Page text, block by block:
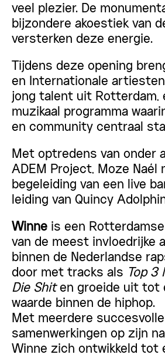
veel plezier. De
bijzondere akoestiek van
versterken deze energie.
Tijdens deze opening
en Internationale
jong talent uit Rotterdam,
muzikaal programma
en community centraal
Met optredens van onder
ADEM Project, Moze Naél
begeleiding van een live
leiding van Quincy
Winne is een
van de meest invloedrijke
binnen de Nederlandse
door met tracks als Top 3
Die Shiten groeide uit tot
waarde binnen de hiphop.
Met meerdere
samenwerkingen op zijn
Winne zich ontwikkeld tot